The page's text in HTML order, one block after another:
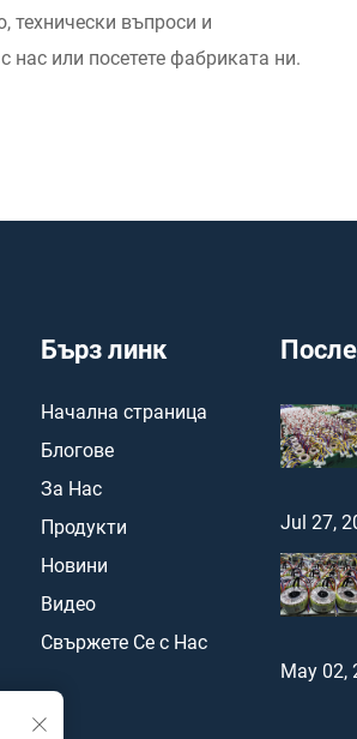
технически въпроси и
нас или посетете фабриката ни.
Бърз линк
Начална страница
Блогове
За Нас
Продукти
Новини
Видео
Свържете Се с Нас
Jul 27,
May 02,